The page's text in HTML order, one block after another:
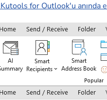
Kutools for Outlook'u